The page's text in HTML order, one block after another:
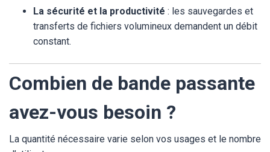
La sécurité et la productivité : les sauvegardes et
transferts de fichiers volumineux demandent un débit
constant.
Combien de bande passante
avez-vous besoin ?
La quantité nécessaire varie selon vos usages et le nombre